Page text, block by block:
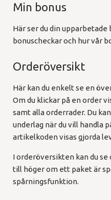
Min bonus
Här ser du din
bonuscheckar och hur vår
Orderöversikt
Här kan du enkelt se en
Om du klickar på en order
samt alla orderrader. Du
underlag när du vill handla
artikelkoden visas gjorda
I orderöversikten kan du
till höger om ett paket är
spårningsfunktion.